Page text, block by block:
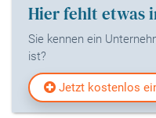
Hier fehlt etwas
Sie kennen ein
ist?
Jetzt kostenlos